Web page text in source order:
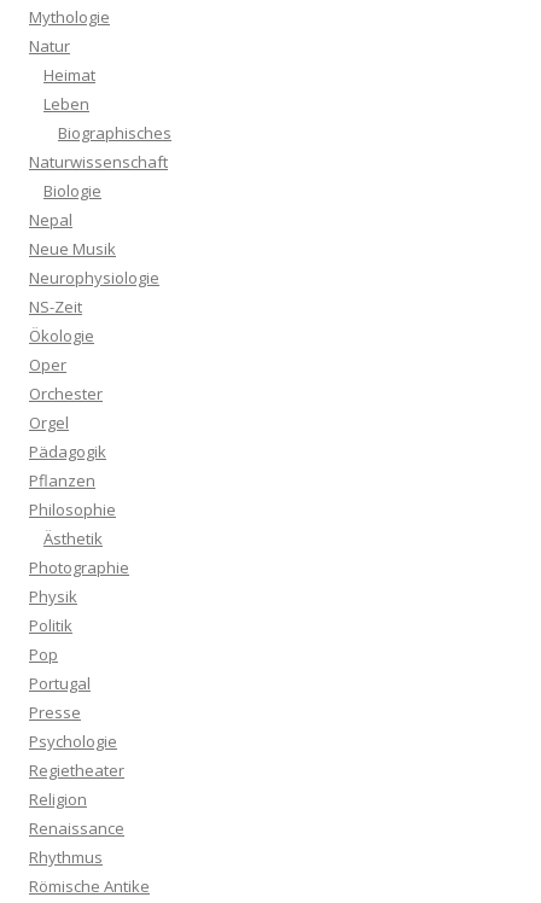
Mythologie
Natur
Heimat
Leben
Biographisches
Naturwissenschaft
Biologie
Nepal
Neue Musik
Neurophysiologie
NS-Zeit
Ökologie
Oper
Orchester
Orgel
Pädagogik
Pflanzen
Philosophie
Ästhetik
Photographie
Physik
Politik
Pop
Portugal
Presse
Psychologie
Regietheater
Religion
Renaissance
Rhythmus
Römische Antike